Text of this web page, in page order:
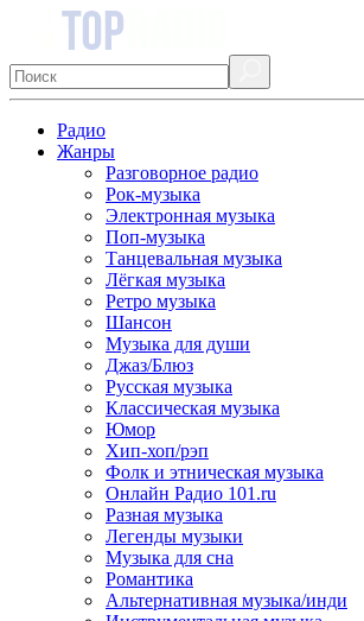
Радио
Жанры
Разговорное радио
Рок-музыка
Электронная музыка
Поп-музыка
Танцевальная музыка
Лёгкая музыка
Ретро музыка
Шансон
Музыка для души
Джаз/Блюз
Русская музыка
Классическая музыка
Юмор
Хип-хоп/рэп
Фолк и этническая музыка
Онлайн Радио 101.ru
Разная музыка
Легенды музыки
Музыка для сна
Романтика
Альтернативная музыка/инди